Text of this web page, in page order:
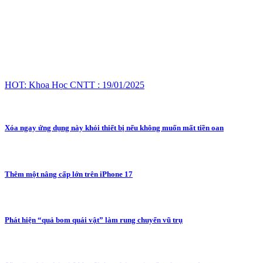
HOT: Khoa Học CNTT : 19/01/2025
Xóa ngay ứng dụng này khỏi thiết bị nếu không muốn mất tiền oan
Thêm một nâng cấp lớn trên iPhone 17
Phát hiện “quả bom quái vật” làm rung chuyển vũ trụ